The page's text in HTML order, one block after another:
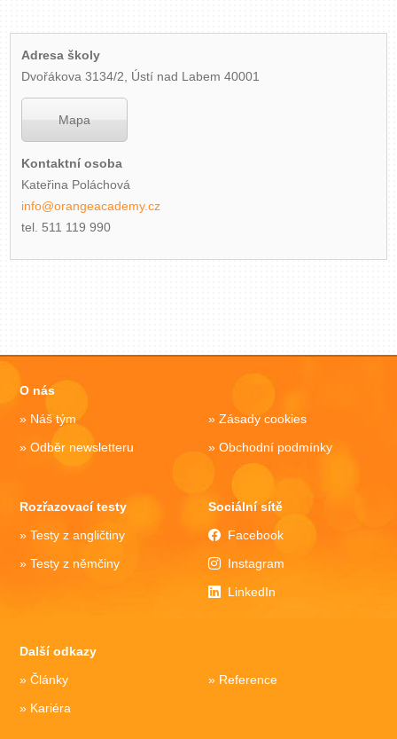
Adresa školy
Dvořákova 3134/2, Ústí nad Labem 40001
Mapa
Kontaktní osoba
Kateřina Poláchová
info@orangeacademy.cz
tel. 511 119 990
O nás
Náš tým
Odběr newsletteru
Zásady cookies
Obchodní podmínky
Rozřazovací testy
Testy z angličtiny
Testy z němčiny
Sociální sítě
Facebook
Instagram
LinkedIn
Další odkazy
Články
Kariéra
Reference